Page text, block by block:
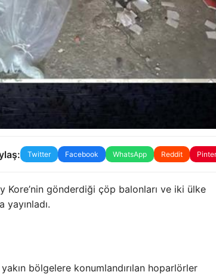
Twitter Facebook WhatsApp Reddit
Kore’nin gönderdiği çöp balonları ve iki ülke
yayınladı.
bölgelere konumlandırılan hoparlörler